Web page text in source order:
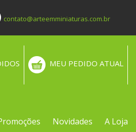
contato@arteemminiaturas.com.br
MEU PEDIDO ATUAL
Novidades A Loja